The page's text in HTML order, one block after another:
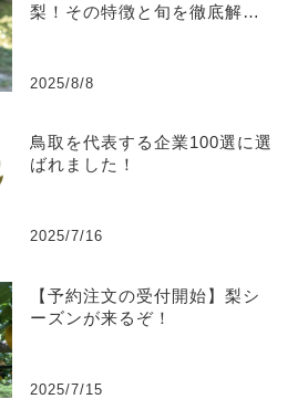
梨！その特徴と旬を徹底解
2025/8/8
鳥取を代表する企業100選に選
ばれました！
2025/7/16
【予約注文の受付開始】梨シ
ーズンが来るぞ！
2025/7/15